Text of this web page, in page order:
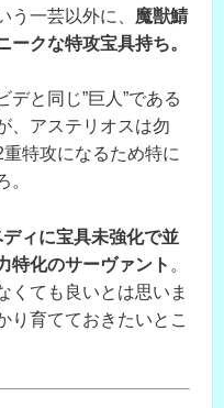
う一芸以外に、 魔獣鯖
クな特攻宝具持ち。
と同じ”巨人”である
、アステリオスは勿
特攻になるため特に
。
ィに宝具未強化で並
特化のサーヴァント 。
くても良いとは思いま
り育てておきたいとこ